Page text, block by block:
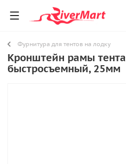
Фурнитура для тентов на лодку
Кронштейн рамы тента
быстросъемный, 25мм